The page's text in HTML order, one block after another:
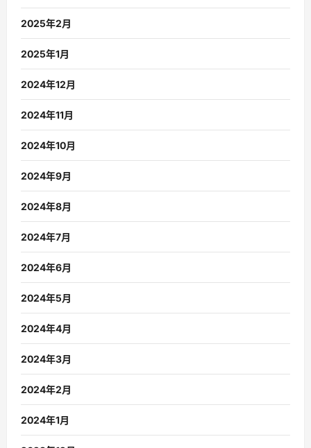
2025年2月
2025年1月
2024年12月
2024年11月
2024年10月
2024年9月
2024年8月
2024年7月
2024年6月
2024年5月
2024年4月
2024年3月
2024年2月
2024年1月